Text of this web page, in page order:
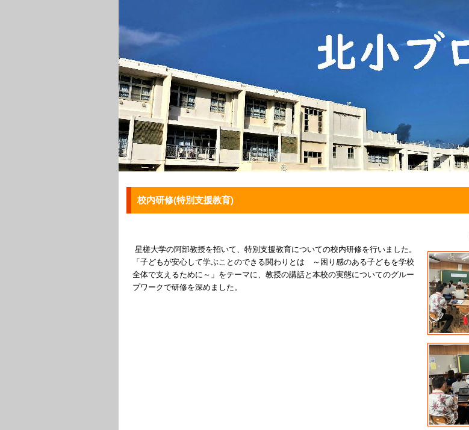
校内研修(特別支援教育)
星槎大学の阿部教授を招いて、特別支援教育についての校内研修を行いました。
「子どもが安心して学ぶことのできる関わりとは ～困り感のある子どもを学校
全体で支えるために～」をテーマに、教授の講話と本校の実態についてのグルー
プワークで研修を深めました。